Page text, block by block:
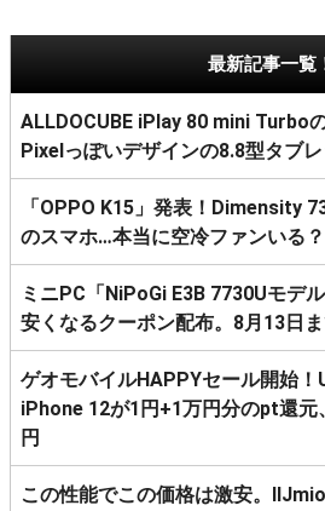
最新記事一覧
ALLDOCUBE iPlay 80 mini Turbo
Pixelっぽいデザインの8.8型タブレ
「OPPO K15」発表！Dimensity
のスマホ…本当に空冷ファンいる？
ミニPC「NiPoGi E3B 7730Uモデ
安くなるクーポン配布。8月13日
ゲオモバイルHAPPYセール開始
iPhone 12が1円+1万円分のpt還元
円
この性能でこの価格は激安。